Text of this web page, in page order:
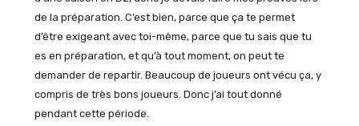
de la préparation. C’est bien, parce que ça te permet
d’être exigeant avec toi-même, parce que tu sais que tu
es en préparation, et qu’à tout moment, on peut te
demander de repartir. Beaucoup de joueurs ont vécu ça, y
compris de très bons joueurs. Donc j’ai tout donné
pendant cette période.